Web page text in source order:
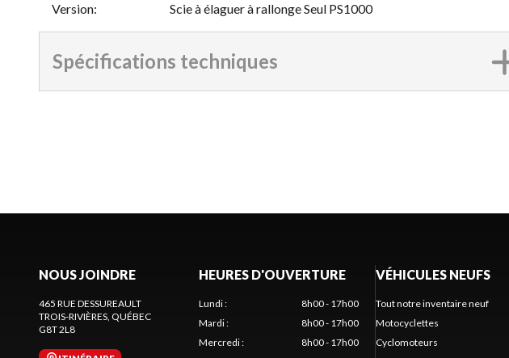
Version: Scie à élaguer à rallonge Seul PS1000
Spécifications techniques
NOUS JOINDRE
465 RUE DESSUREAULT
TROIS-RIVIÈRES, QUÉBEC
G8T 2L8
HEURES D'OUVERTURE
Lundi:
8h00 - 17h00
Mardi:
8h00 - 17h00
Mercredi:
8h00 - 17h00
VÉHICULES NEUFS
Tout notre inventaire neuf
Motocyclettes
Cyclomoteurs